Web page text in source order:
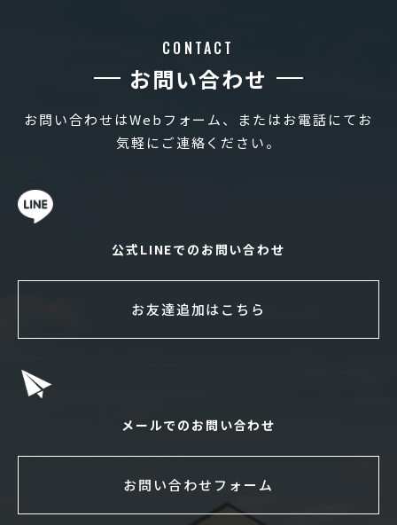
CONTACT
お問い合わせ
お問い合わせはWebフォーム、またはお電話にてお
気軽にご連絡ください。
公式LINEでのお問い合わせ
お友達追加はこちら
メールでのお問い合わせ
お問い合わせフォーム